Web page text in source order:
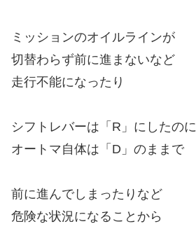
ミッションのオイルラインが
切替わらず前に進まないなど
走行不能になったり
シフトレバーは「R」にしたのに
オートマ自体は「D」のままで
前に進んでしまったりなど
危険な状況になることから